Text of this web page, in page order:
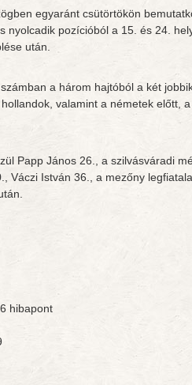
egyaránt csütörtökön
nyolcadik pozícióból a 15. és 24.
után.
a három hajtóból a két
valamint a németek előtt,
Papp János 26., a szilvásváradi
Váczi István 36., a mezőny
hibapont